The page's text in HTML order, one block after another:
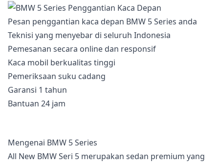
Pesan penggantian kaca depan BMW 5 Series anda
Teknisi yang menyebar di seluruh Indonesia
Pemesanan secara online dan responsif
Kaca mobil berkualitas tinggi
Pemeriksaan suku cadang
Garansi 1 tahun
Bantuan 24 jam
Mengenai BMW 5 Series
All New BMW Seri 5 merupakan sedan premium yang